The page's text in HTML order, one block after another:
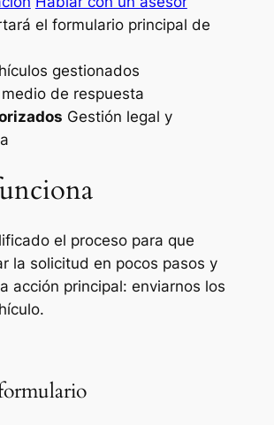
el formulario principal de
gestionados
de respuesta
Gestión legal y
el proceso para que
la solicitud en pocos pasos y
acción principal: enviarnos los